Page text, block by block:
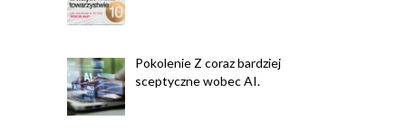
Pokolenie Z coraz bardziej
sceptyczne wobec AI.